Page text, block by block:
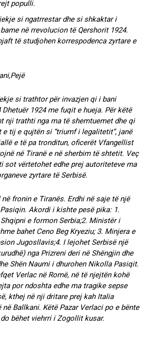
populli.
si ngatrrestar dhe si shkaktar i
në rrevolucion të Qershorit 1924.
të studjohen korrespodenca zyrtare e
si trathtor për invazjen qi i bani
1924 me fuqit e hueja. Për këtë
nji trathti nga ma të shemtuemet dhe qi
e tij e qujtën si “triumf i legalitetit”, janë
e të pa tronditun, oficerët Vfangellist
në Tiranë e në sherbim të shtetit. Veç
sot vërtetohet edhe prej autoriteteve ma
zyrtare të Serbisë.
fronin e Tiranës. Erdhi në saje të një
Akordi i kishte pesë pika: 1.
e formon Serbia;2. Ministër i
bahet Ceno Beg Kryeziu; 3. Minjera e
Jugosllavis;4. I lejohet Serbisë një
nga Prizreni deri në Shëngjin dhe
Shën Naumi i dhurohen Nikolla Pasiqit.
Verlac në Romë, në të njejtën kohë
por ndoshta edhe ma tragike sepse
kthej në nji dritare prej kah Italia
Ballkani. Këtë Pazar Verlaci po e bënte
bëhet viehrri i Zogollit kusar.